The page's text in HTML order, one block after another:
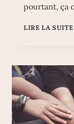
pourtant, ça
LIRE LA SUITE